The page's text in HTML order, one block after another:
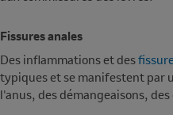
Fissures anales
Des inflammations et des
typiques et se manifestent par
l'anus, des démangeaisons,